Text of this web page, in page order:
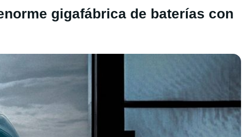
gigafábrica de baterías con